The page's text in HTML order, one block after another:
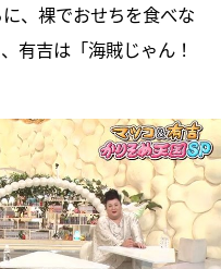
、裸でおせちを食べな
有吉は「海賊じゃん！